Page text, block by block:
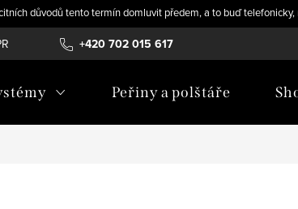
důvodů tento termín domluvit předem, a to buď
+420 702 015 617
Peřiny a polštáře